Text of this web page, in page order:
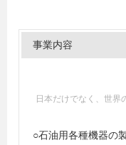
事業内容
日本だけでなく、世界
○石油用各種機器の